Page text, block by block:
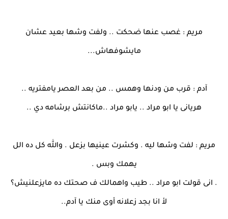
مريم : غصب عنها ضحكت .. ولفت وشها بعيد عشان
مايشوفهاش...
آدم : قرب من ودنها وهمس .. من بعد العصر يامفتريه ..
هريانى يا ابو مراد .. يابو مراد ..ماكانتش برشامه دي ..
مريم : لفت وشها ليه . وكشرت عينيها بزعل . والله كل ده الل
يهمك وبس .
. انى قولت ابو مراد .. طيب واهمالك ف صحتك ده مايزعلنيش؟
لأ انا بجد زعلانه أوى منك يا آدم..